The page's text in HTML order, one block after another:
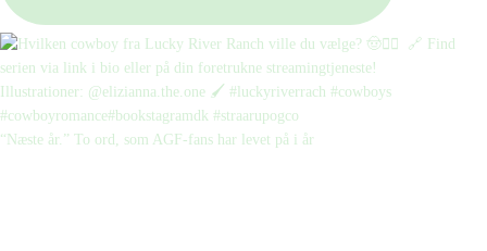
“Næste år.” To ord, som AGF-fans har levet på i år